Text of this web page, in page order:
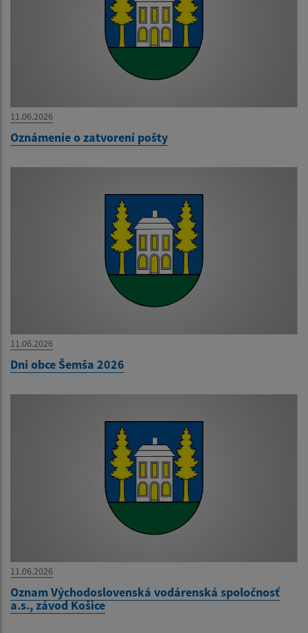
11.06.2026
Oznámenie o zatvorení pošty
11.06.2026
Dni obce Šemša 2026
11.06.2026
Oznam Východoslovenská vodárenská spoločnosť
a.s., závod Košice